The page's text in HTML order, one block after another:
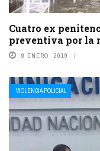
Cuatro ex
preventiva por la
9 ENERO, 2019
VIOLENCIA POLICIAL